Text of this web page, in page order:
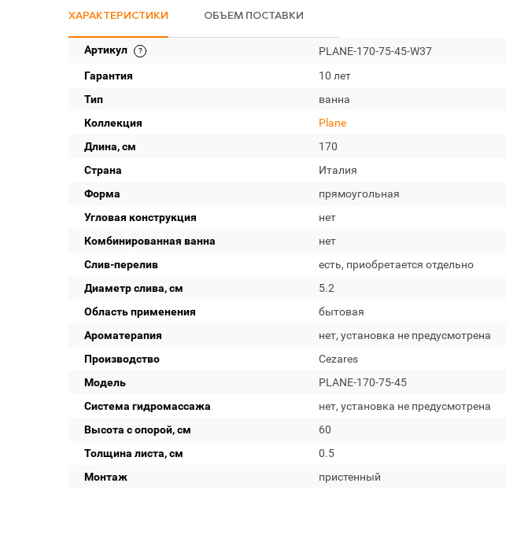
ХАРАКТЕРИСТИКИ ОБЪЕМ ПОСТАВКИ
Артикул
PLANE-170-75-45-W37
Гарантия
10 лет
Тип
ванна
Коллекция
Plane
Длина, см
170
Страна
Италия
Форма
прямоугольная
Угловая конструкция
нет
Комбинированная ванна
нет
Слив-перелив
есть, приобретается отдельно
Диаметр слива, см
5.2
Область применения
бытовая
Ароматерапия
нет, установка не предусмотрена
Производство
Cezares
Модель
PLANE-170-75-45
Система гидромассажа
нет, установка не предусмотрена
Высота с опорой, см
60
Толщина листа, см
0.5
Монтаж
пристенный